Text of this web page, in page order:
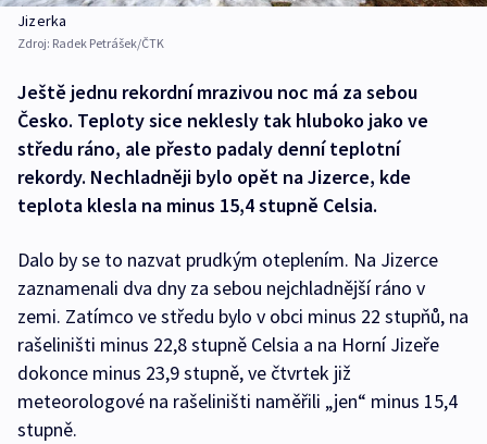
Jizerka
Zdroj: Radek Petrášek/ČTK
Ještě jednu rekordní mrazivou noc má za sebou
Česko. Teploty sice neklesly tak hluboko jako ve
středu ráno, ale přesto padaly denní teplotní
rekordy. Nechladněji bylo opět na Jizerce, kde
teplota klesla na minus 15,4 stupně Celsia.
Dalo by se to nazvat prudkým oteplením. Na Jizerce
zaznamenali dva dny za sebou nejchladnější ráno v
zemi. Zatímco ve středu bylo v obci minus 22 stupňů, na
rašeliništi minus 22,8 stupně Celsia a na Horní Jizeře
dokonce minus 23,9 stupně, ve čtvrtek již
meteorologové na rašeliništi naměřili „jen“ minus 15,4
stupně.